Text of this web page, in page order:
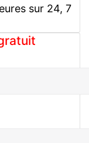
sur 24, 7